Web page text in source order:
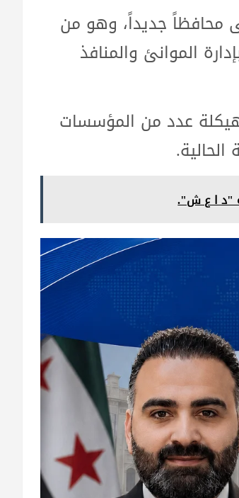
محافظاً جديداً، وهو من
بإدارة الموانئ والمنافذ
عدد من المؤسسات
"د ا ع ش".